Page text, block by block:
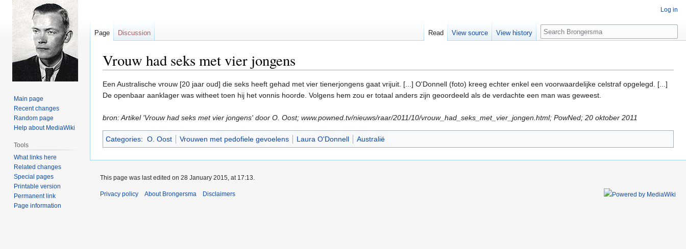
Vrouw had seks met vier jongens
Jump
to
Jump
to
Een Australische vrouw [20 jaar oud] die seks heeft gehad met vier tienerjongens gaat vrijuit. [...] O'Donnell (foto) kreeg echter enkel een voorwaardelijke celstraf opgelegd. [...]
De openbaar aanklager was witheet toen hij het vonnis hoorde. Volgens hem zou er totaal anders zijn geoordeeld als de verdachte een man was geweest.
bron: Artikel 'Vrouw had seks met vier jongens' door O. Oost; www.powned.tv/nieuws/raar/2011/10/vrouw_had_seks_met_vier_jongen.html; PowNed; 20 oktober 2011
Categories: O. Oost Vrouwen met pedofiele gevoelens Laura O'Donnell Australië
Log in
Page Discussion Read View source View history Search
Main page
Recent changes
Random page
Help about MediaWiki
Tools
What links here
Related changes
Special pages
Printable version
Permanent link
Page information
This page was last edited on 28 January 2015, at 17:13.
Privacy policy About Brongersma Disclaimers